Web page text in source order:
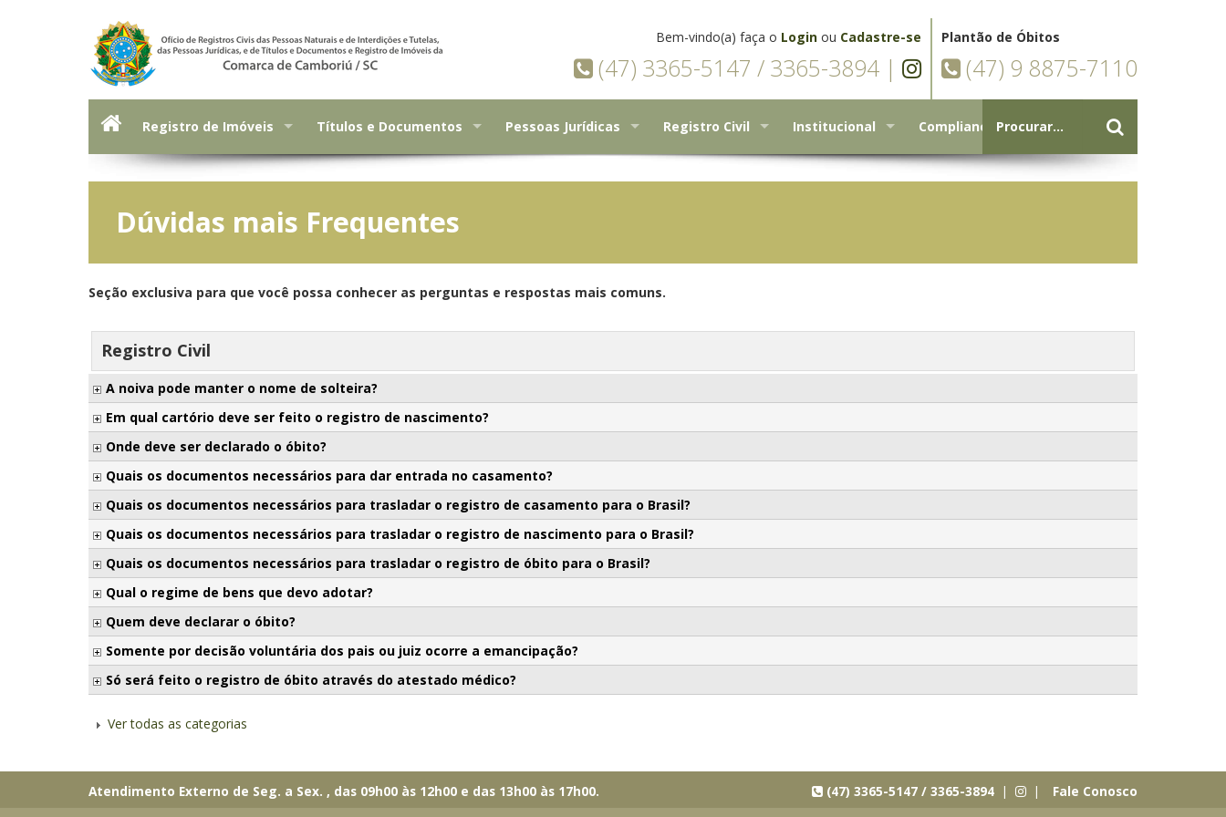
Plantão de Óbitos
(47) 9 8875-7110
Bem-vindo(a) faça o Login ou Cadastre-se
(47) 3365-5147 / 3365-3894 |
Registro de Imóveis Títulos e Documentos Pessoas Jurídicas Registro Civil Institucional Compliance
Dúvidas mais Frequentes
Seção exclusiva para que você possa conhecer as perguntas e respostas mais comuns.
Registro Civil
A noiva pode manter o nome de solteira?
Em qual cartório deve ser feito o registro de nascimento?
Onde deve ser declarado o óbito?
Quais os documentos necessários para dar entrada no casamento?
Quais os documentos necessários para trasladar o registro de casamento para o Brasil?
Quais os documentos necessários para trasladar o registro de nascimento para o Brasil?
Quais os documentos necessários para trasladar o registro de óbito para o Brasil?
Qual o regime de bens que devo adotar?
Quem deve declarar o óbito?
Somente por decisão voluntária dos pais ou juiz ocorre a emancipação?
Só será feito o registro de óbito através do atestado médico?
Ver todas as categorias
Atendimento Externo de Seg. a Sex. , das 09h00 às 12h00 e das 13h00 às 17h00. (47) 3365-5147 / 3365-3894 | | Fale Conosco